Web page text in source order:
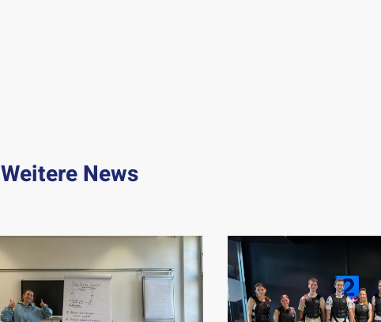
Weitere News